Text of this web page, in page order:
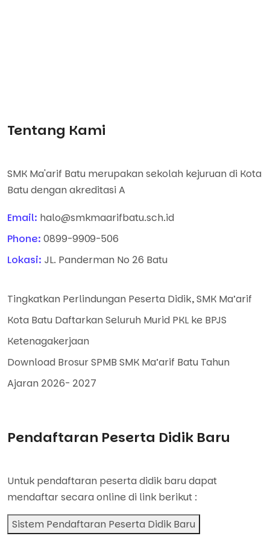
Tentang Kami
SMK Ma'arif Batu merupakan sekolah kejuruan di Kota
Batu dengan akreditasi A
Email: halo@smkmaarifbatu.sch.id
Phone: 0899-9909-506
Lokasi: JL. Panderman No 26 Batu
Tingkatkan Perlindungan Peserta Didik, SMK Ma’arif
Kota Batu Daftarkan Seluruh Murid PKL ke BPJS
Ketenagakerjaan
Download Brosur SPMB SMK Ma’arif Batu Tahun
Ajaran 2026- 2027
Pendaftaran Peserta Didik Baru
Untuk pendaftaran peserta didik baru dapat
mendaftar secara online di link berikut :
Sistem Pendaftaran Peserta Didik Baru